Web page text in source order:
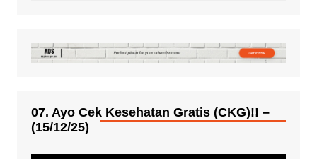
07. Ayo Cek Kesehatan Gratis (CKG)!! –
(15/12/25)